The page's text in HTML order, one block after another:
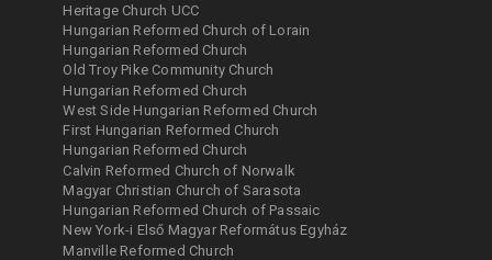
Heritage Church UCC
Hungarian Reformed Church of Lorain
Hungarian Reformed Church
Old Troy Pike Community Church
Hungarian Reformed Church
West Side Hungarian Reformed Church
First Hungarian Reformed Church
Hungarian Reformed Church
Calvin Reformed Church of Norwalk
Magyar Christian Church of Sarasota
Hungarian Reformed Church of Passaic
New York-i Első Magyar Református Egyház
Manville Reformed Church